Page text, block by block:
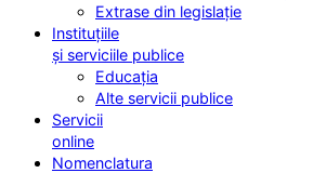
Extrase din legislație
Instituțiile
și serviciile publice
Educația
Alte servicii publice
Servicii
online
Nomenclatura